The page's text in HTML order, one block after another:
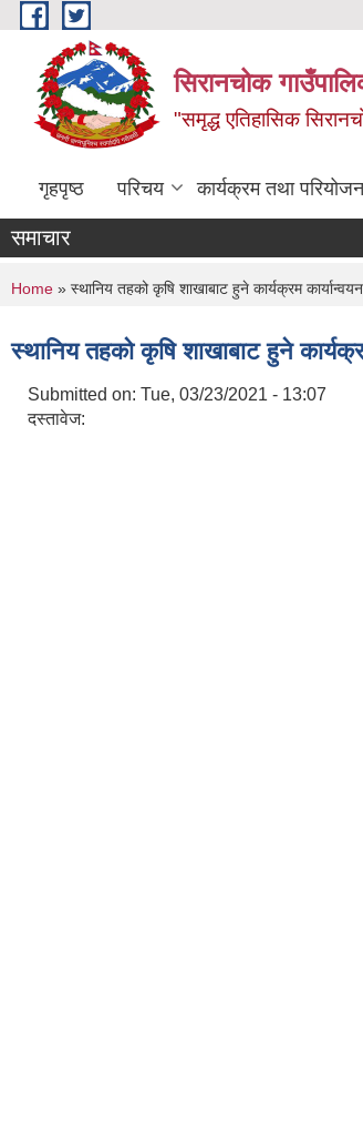
Skip to main content
सिरानचोक
"समृद्ध एतिहासिक
गृहपृष्ठ परिचय कार्यक्रम तथा
समाचार
You are here
Home » स्थानिय तहको कृषि शाखाबाट हुने कार्यक्रम
स्थानिय तहको कृषि शाखाबाट हुने
Submitted on: Tue, 03/23/2021 - 13:07
दस्तावेज: